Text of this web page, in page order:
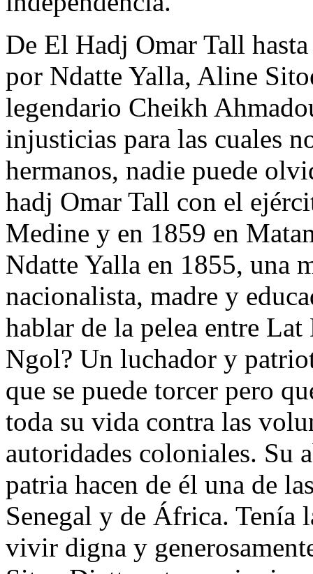
De El Hadj Omar Tall
por Ndatte Yalla, Aline
legendario Cheikh
injusticias para las cuales
hermanos, nadie puede
hadj Omar Tall con el
Medine y en 1859 en
Ndatte Yalla en 1855, una
nacionalista, madre y
hablar de la pelea entre
Ngol? Un luchador y
que se puede torcer pero
toda su vida contra las
autoridades coloniales. Su
patria hacen de él una de
Senegal y de África. Tenía
vivir digna y